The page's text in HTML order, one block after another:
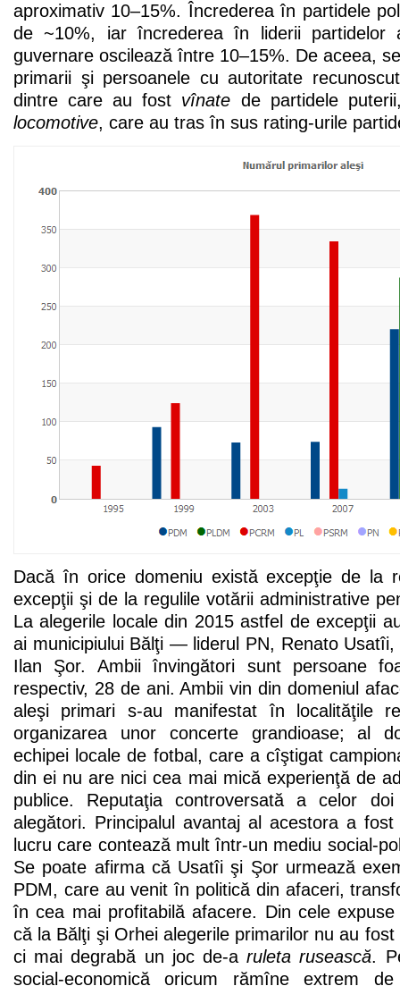
aproximativ 10–15%. Încrederea în partidele
de ~10%, iar încrederea în liderii partidelor
guvernare oscilează între 10–15%. De aceea,
primarii şi persoanele cu autoritate
dintre care au fost vînate de partidele
locomotive, care au tras în sus rating-urile
Dacă în orice domeniu există excepţie de la
excepţii şi de la regulile votării administrative
La alegerile locale din 2015 astfel de excepţii
ai municipiului Bălţi — liderul PN, Renato
Ilan Şor. Ambii învingători sunt persoane
respectiv, 28 de ani. Ambii vin din domeniul
aleşi primari s-au manifestat în localităţile
organizarea unor concerte grandioase; al
echipei locale de fotbal, care a cîştigat
din ei nu are nici cea mai mică experienţă de
publice. Reputaţia controversată a celor
alegători. Principalul avantaj al acestora a
lucru care contează mult într-un mediu social-
Se poate afirma că Usatîi şi Şor urmează
PDM, care au venit în politică din afaceri,
în cea mai profitabilă afacere. Din cele
că la Bălţi şi Orhei alegerile primarilor nu au
ci mai degrabă un joc de-aruleta rusească.
social-economică oricum rămîne extrem